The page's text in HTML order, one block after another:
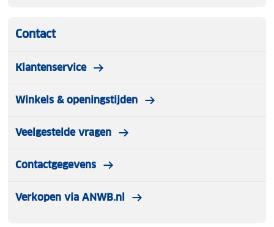
Contact
Klantenservice
Winkels & openingstijden
Veelgestelde vragen
Contactgegevens
Verkopen via ANWB.nl